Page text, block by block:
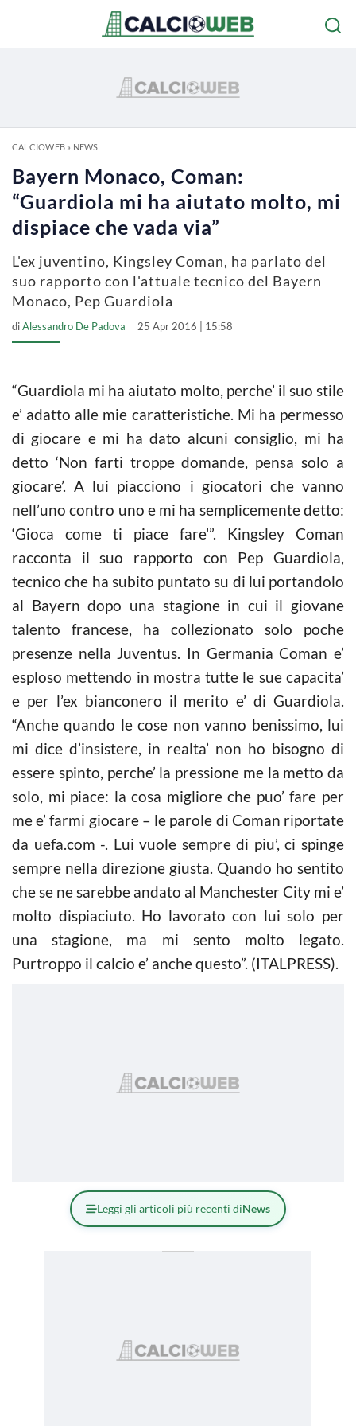
CALCIOWEB» NEWS
Bayern Monaco, Coman:
“Guardiola mi ha aiutato molto, mi
dispiace che vada via”
L'ex juventino, Kingsley Coman, ha parlato del
suo rapporto con l'attuale tecnico del Bayern
Monaco, Pep Guardiola
diAlessandro De Padova 25 Apr 2016 | 15:58
“Guardiola mi ha aiutato molto, perche’ il suo stile
e’ adatto alle mie caratteristiche. Mi ha permesso
di giocare e mi ha dato alcuni consiglio, mi ha
detto ‘Non farti troppe domande, pensa solo a
giocare’. A lui piacciono i giocatori che vanno
nell’uno contro uno e mi ha semplicemente detto:
‘Gioca come ti piace fare'”. Kingsley Coman
racconta il suo rapporto con Pep Guardiola,
tecnico che ha subito puntato su di lui portandolo
al Bayern dopo una stagione in cui il giovane
talento francese, ha collezionato solo poche
presenze nella Juventus. In Germania Coman e’
esploso mettendo in mostra tutte le sue capacita’
e per l’ex bianconero il merito e’ di Guardiola.
“Anche quando le cose non vanno benissimo, lui
mi dice d’insistere, in realta’ non ho bisogno di
essere spinto, perche’ la pressione me la metto da
solo, mi piace: la cosa migliore che puo’ fare per
me e’ farmi giocare – le parole di Coman riportate
da uefa.com -. Lui vuole sempre di piu’, ci spinge
sempre nella direzione giusta. Quando ho sentito
che se ne sarebbe andato al Manchester City mi e’
molto dispiaciuto. Ho lavorato con lui solo per
una stagione, ma mi sento molto legato.
Purtroppo il calcio e’ anche questo”. (ITALPRESS).
Leggi gli articoli più recenti diNews